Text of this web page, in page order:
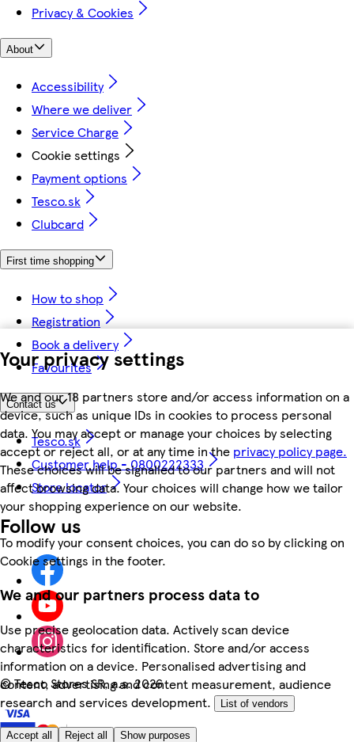
Your privacy settings
We and our 18 partners store and/or access information on a
device, such as unique IDs in cookies to process personal
data. You may accept or manage your choices by selecting
accept or reject all, or at any time in the privacy policy page.
These choices will be signalled to our partners and will not
affect browsing data. Your choices will change how we tailor
your shopping experience on our website.
To modify your consent choices, you can do so by clicking on
Cookie settings in the footer.
We and our partners process data to
Use precise geolocation data. Actively scan device
characteristics for identification. Store and/or access
information on a device. Personalised advertising and
content, advertising and content measurement, audience
research and services development.
List of vendors
Accept all Reject all Show purposes
Privacy & Cookies
About
Accessibility
Where we deliver
Service Charge
Cookie settings
Payment options
Tesco.sk
Clubcard
First time shopping
How to shop
Registration
Book a delivery
Favourites
Contact us
Tesco.sk
Customer help - 0800222333
Store locator
Follow us
©Tesco Stores SR, a.s. 2026